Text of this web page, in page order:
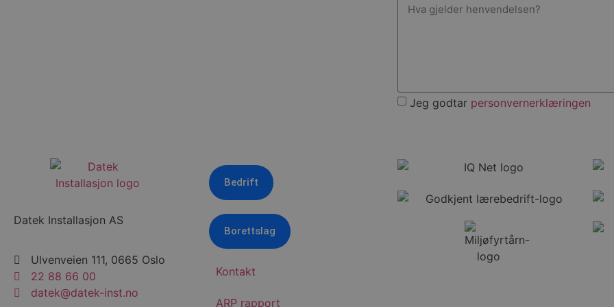
Jeg godtar personvernerklæringen
Datek Installasjon AS
Ulvenveien 111, 0665 Oslo
22 88 66 00
datek@datek-inst.no
Bedrift
Borettslag
Kontakt
ARP rapport